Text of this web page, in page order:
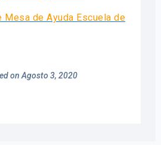
Mesa de Ayuda Escuela de
on Agosto 3, 2020